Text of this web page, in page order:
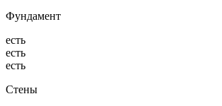
Фундамент
есть
есть
есть
Стены